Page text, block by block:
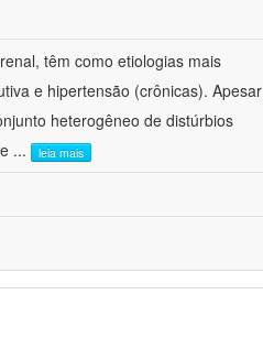
têm como etiologias mais
e hipertensão (crônicas). Apesar
heterogêneo de distúrbios
... leia mais